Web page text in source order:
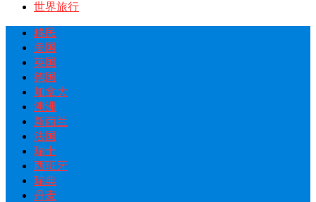
世界旅行
移民
美国
英国
德国
加拿大
澳洲
新西兰
法国
瑞士
西班牙
瑞典
丹麦